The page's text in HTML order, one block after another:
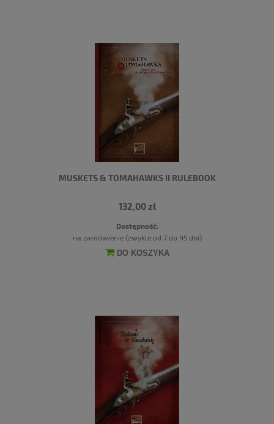
MUSKETS & TOMAHAWKS II RULEBOOK
132,00 zł
Dostępność:
na zamówienie (zwykle od 7 do 45 dni)
DO KOSZYKA